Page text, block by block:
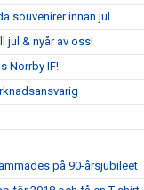
souvenirer innan jul
jul & nyår av oss!
Norrby IF!
på 90-årsjubileet